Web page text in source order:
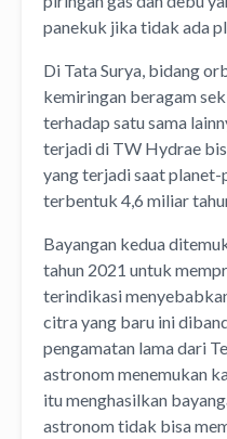
panekuk jika tidak ada
Di Tata Surya, bidang
kemiringan beragam
terhadap satu sama
terjadi di TW Hydrae
yang terjadi saat planet-
terbentuk 4,6 miliar
Bayangan kedua
tahun 2021 untuk
terindikasi
citra yang baru ini
pengamatan lama dari
astronom menemukan
itu menghasilkan
astronom tidak bisa